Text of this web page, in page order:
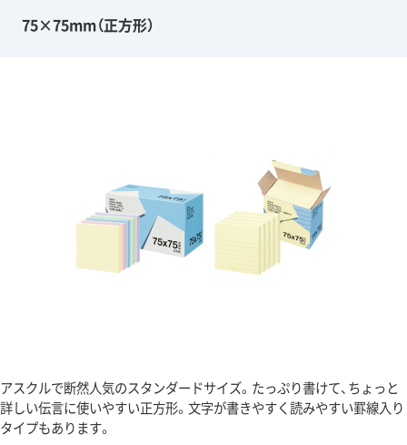
75×75mm（正方形）
アスクルで断然人気のスタンダードサイズ。たっぷり書けて、ちょっと
詳しい伝言に使いやすい正方形。文字が書きやすく読みやすい罫線入り
タイプもあります。